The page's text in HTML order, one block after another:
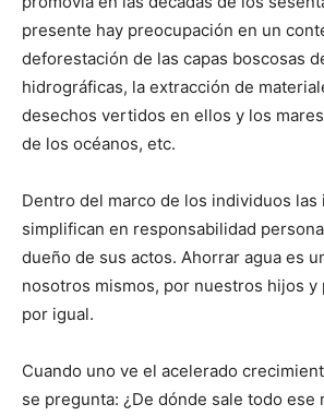
presente hay preocupación en un
deforestación de las capas boscosas
hidrográficas, la extracción de
desechos vertidos en ellos y los
de los océanos, etc.
Dentro del marco de los individuos las
simplifican en responsabilidad
dueño de sus actos. Ahorrar agua es
nosotros mismos, por nuestros hijos y
por igual.
Cuando uno ve el acelerado
se pregunta: ¿De dónde sale todo ese